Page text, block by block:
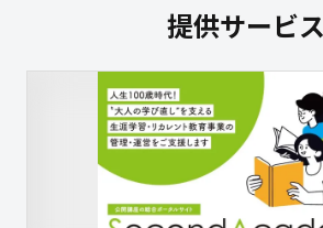
提供サービス